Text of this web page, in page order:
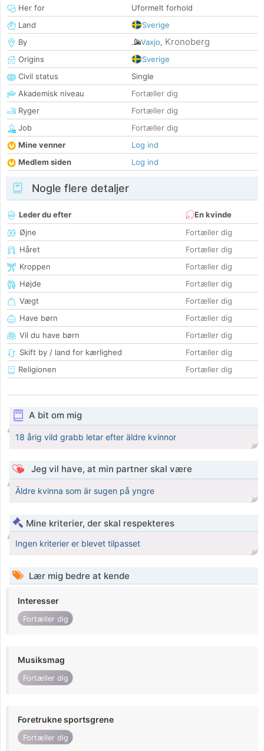
Her for
Uformelt forhold
Land
Sverige
By
Vaxjo, Kronoberg
Origins
Sverige
Civil status
Single
Akademisk niveau
Fortæller dig
Ryger
Fortæller dig
Job
Fortæller dig
Mine venner
Log ind
Medlem siden
Log ind
Nogle flere detaljer
Leder du efter
En kvinde
Øjne
Fortæller dig
Håret
Fortæller dig
Kroppen
Fortæller dig
Højde
Fortæller dig
Vægt
Fortæller dig
Have børn
Fortæller dig
Vil du have børn
Fortæller dig
Skift by / land for kærlighed
Fortæller dig
Religionen
Fortæller dig
A bit om mig
18 årig vild grabb letar efter äldre kvinnor
Jeg vil have, at min partner skal være
Äldre kvinna som är sugen på yngre
Mine kriterier, der skal respekteres
Ingen kriterier er blevet tilpasset
Lær mig bedre at kende
Interesser
Fortæller dig
Musiksmag
Fortæller dig
Foretrukne sportsgrene
Fortæller dig